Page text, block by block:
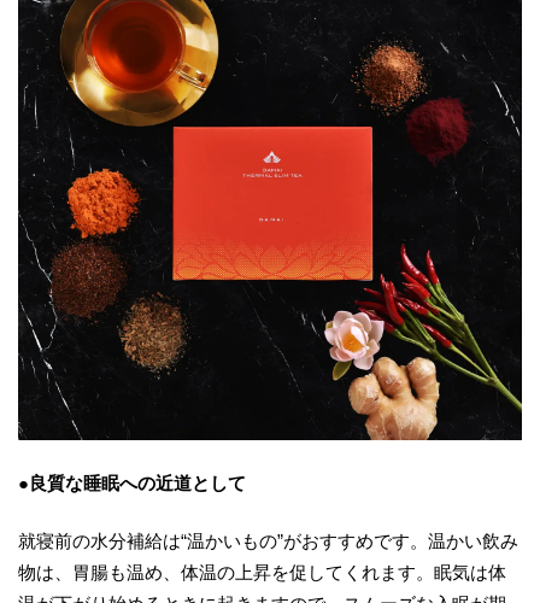
●良質な睡眠への近道として
就寝前の水分補給は“温かいもの”がおすすめです。温かい飲み
物は、胃腸も温め、体温の上昇を促してくれます。眠気は体